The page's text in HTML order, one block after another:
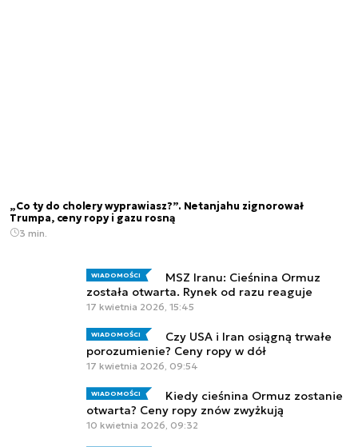
„Co ty do cholery wyprawiasz?”. Netanjahu zignorował
Trumpa, ceny ropy i gazu rosną
3 min.
WIADOMOŚCI
MSZ Iranu: Cieśnina Ormuz
została otwarta. Rynek od razu reaguje
17 kwietnia 2026, 15:45
WIADOMOŚCI
Czy USA i Iran osiągną trwałe
porozumienie? Ceny ropy w dół
17 kwietnia 2026, 09:54
WIADOMOŚCI
Kiedy cieśnina Ormuz zostanie
otwarta? Ceny ropy znów zwyżkują
10 kwietnia 2026, 09:32